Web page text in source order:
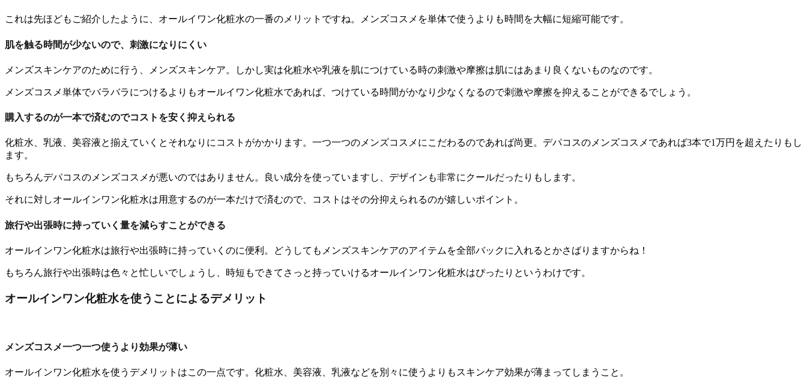
これは先ほどもご紹介したように、オールイワン化粧水の一番のメリットですね。メンズコスメを単体で使うよりも時間を大幅に短縮可能です。
肌を触る時間が少ないので、刺激になりにくい
メンズスキンケアのために行う、メンズスキンケア。しかし実は化粧水や乳液を肌につけている時の刺激や摩擦は肌にはあまり良くないものなのです。
メンズコスメ単体でバラバラにつけるよりもオールイワン化粧水であれば、つけている時間がかなり少なくなるので刺激や摩擦を抑えることができるでしょう。
購入するのが一本で済むのでコストを安く抑えられる
化粧水、乳液、美容液と揃えていくとそれなりにコストがかかります。一つ一つのメンズコスメにこだわるのであれば尚更。デパコスのメンズコスメであれば3本で1万円を超えたりもし
ます。
もちろんデパコスのメンズコスメが悪いのではありません。良い成分を使っていますし、デザインも非常にクールだったりもします。
それに対しオールインワン化粧水は用意するのが一本だけで済むので、コストはその分抑えられるのが嬉しいポイント。
旅行や出張時に持っていく量を減らすことができる
オールインワン化粧水は旅行や出張時に持っていくのに便利。どうしてもメンズスキンケアのアイテムを全部バックに入れるとかさばりますからね！
もちろん旅行や出張時は色々と忙しいでしょうし、時短もできてさっと持っていけるオールインワン化粧水はぴったりというわけです。
オールインワン化粧水を使うことによるデメリット
メンズコスメ一つ一つ使うより効果が薄い
オールインワン化粧水を使うデメリットはこの一点です。化粧水、美容液、乳液などを別々に使うよりもスキンケア効果が薄まってしまうこと。